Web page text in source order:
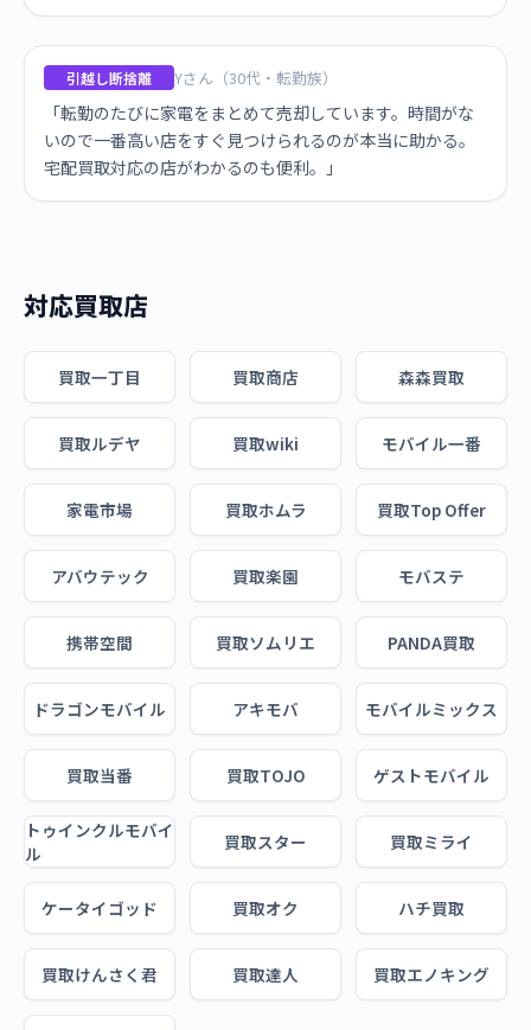
引越し断捨離 Yさん（30代・転勤族）
「転勤のたびに家電をまとめて売却しています。時間がな
いので一番高い店をすぐ見つけられるのが本当に助かる。
宅配買取対応の店がわかるのも便利。」
対応買取店
買取一丁目 買取商店 森森買取
買取ルデヤ 買取wiki モバイル一番
家電市場 買取ホムラ 買取Top Offer
アバウテック 買取楽園 モバステ
携帯空間 買取ソムリエ PANDA買取
ドラゴンモバイル アキモバ モバイルミックス
買取当番 買取TOJO ゲストモバイル
トゥインクルモバイ
ル
買取スター 買取ミライ
ケータイゴッド 買取オク ハチ買取
買取けんさく君 買取達人 買取エノキング